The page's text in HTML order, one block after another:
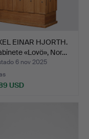
EINAR HJORTH.
«Lovö», Nor…
6 nov 2025
USD